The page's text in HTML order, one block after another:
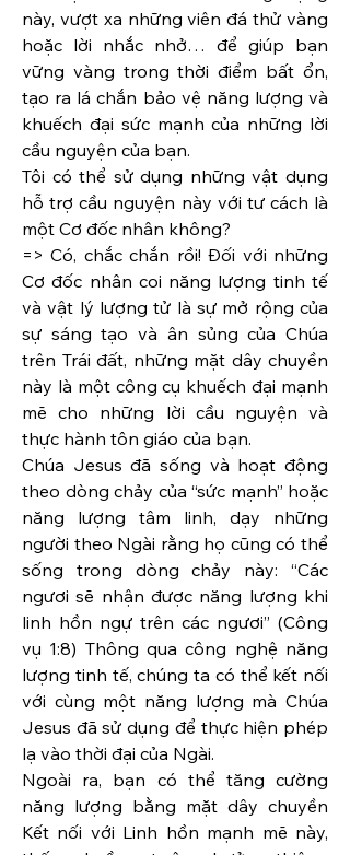
này, vượt xa những viên đá thử vàng
hoặc lời nhắc nhở… để giúp bạn
vững vàng trong thời điểm bất ổn,
tạo ra lá chắn bảo vệ năng lượng và
khuếch đại sức mạnh của những lời
cầu nguyện của bạn.
Tôi có thể sử dụng những vật dụng
hỗ trợ cầu nguyện này với tư cách là
một Cơ đốc nhân không?
=> Có, chắc chắn rồi! Đối với những
Cơ đốc nhân coi năng lượng tinh tế
và vật lý lượng tử là sự mở rộng của
sự sáng tạo và ân sủng của Chúa
trên Trái đất, những mặt dây chuyền
này là một công cụ khuếch đại mạnh
mẽ cho những lời cầu nguyện và
thực hành tôn giáo của bạn.
Chúa Jesus đã sống và hoạt động
theo dòng chảy của “sức mạnh” hoặc
năng lượng tâm linh, dạy những
người theo Ngài rằng họ cũng có thể
sống trong dòng chảy này: “Các
ngươi sẽ nhận được năng lượng khi
linh hồn ngự trên các ngươi” (Công
vụ 1:8) Thông qua công nghệ năng
lượng tinh tế, chúng ta có thể kết nối
với cùng một năng lượng mà Chúa
Jesus đã sử dụng để thực hiện phép
lạ vào thời đại của Ngài.
Ngoài ra, bạn có thể tăng cường
năng lượng bằng mặt dây chuyền
Kết nối với Linh hồn mạnh mẽ này,